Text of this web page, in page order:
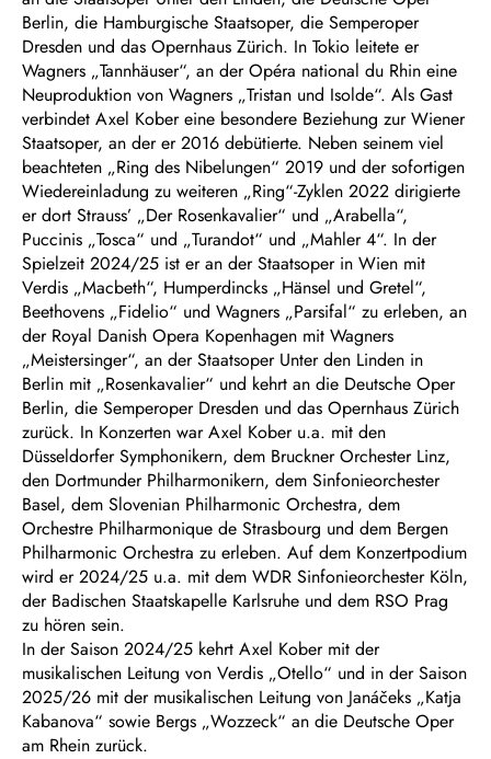
Berlin, die Hamburgische Staatsoper, die Semperoper
Dresden und das Opernhaus Zürich. In Tokio leitete er
Wagners „Tannhäuser“, an der Opéra national du Rhin eine
Neuproduktion von Wagners „Tristan und Isolde“. Als Gast
verbindet Axel Kober eine besondere Beziehung zur Wiener
Staatsoper, an der er 2016 debütierte. Neben seinem viel
beachteten „Ring des Nibelungen“ 2019 und der sofortigen
Wiedereinladung zu weiteren „Ring“-Zyklen 2022 dirigierte
er dort Strauss’ „Der Rosenkavalier“ und „Arabella“,
Puccinis „Tosca“ und „Turandot“ und „Mahler 4“. In der
Spielzeit 2024/25 ist er an der Staatsoper in Wien mit
Verdis „Macbeth“, Humperdincks „Hänsel und Gretel“,
Beethovens „Fidelio“ und Wagners „Parsifal“ zu erleben, an
der Royal Danish Opera Kopenhagen mit Wagners
„Meistersinger“, an der Staatsoper Unter den Linden in
Berlin mit „Rosenkavalier“ und kehrt an die Deutsche Oper
Berlin, die Semperoper Dresden und das Opernhaus Zürich
zurück. In Konzerten war Axel Kober u.a. mit den
Düsseldorfer Symphonikern, dem Bruckner Orchester Linz,
den Dortmunder Philharmonikern, dem Sinfonieorchester
Basel, dem Slovenian Philharmonic Orchestra, dem
Orchestre Philharmonique de Strasbourg und dem Bergen
Philharmonic Orchestra zu erleben. Auf dem Konzertpodium
wird er 2024/25 u.a. mit dem WDR Sinfonieorchester Köln,
der Badischen Staatskapelle Karlsruhe und dem RSO Prag
zu hören sein.
In der Saison 2024/25 kehrt Axel Kober mit der
musikalischen Leitung von Verdis „Otello“ und in der Saison
2025/26 mit der musikalischen Leitung von Janáčeks „Katja
Kabanova“ sowie Bergs „Wozzeck“ an die Deutsche Oper
am Rhein zurück.